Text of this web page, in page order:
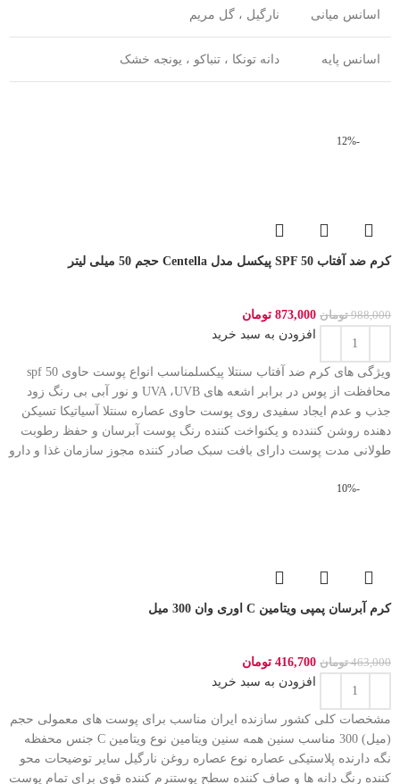
اسانس میانی نارگیل ، گل مریم
اسانس پایه دانه تونکا ، تنباکو ، یونجه خشک
-12%
کرم ضد آفتاب SPF 50 پیکسل مدل Centella حجم 50 میلی لیتر
988,000 تومان 873,000 تومان
افزودن به سبد خرید
ویژگی های کرم ضد آفتاب سنتلا پیکسلمناسب انواع پوست حاوی spf 50
محافظت از پوس در برابر اشعه های UVA ،UVB و نور آبی بی رنگ زود
جذب و عدم ایجاد سفیدی روی پوست حاوی عصاره سنتلا آسیاتیکا تسیکن
دهنده روشن کنندده و یکنواخت کننده رنگ پوست آبرسان و حفظ رطوبت
طولانی مدت پوست دارای بافت سبک صادر کننده مجوز سازمان غذا و دارو
-10%
کرم آبرسان پمپی ویتامین C اوری وان 300 میل
463,000 تومان 416,700 تومان
افزودن به سبد خرید
مشخصات کلی کشور سازنده ایران مناسب برای پوست های معمولی حجم
(میل) 300 مناسب سنین همه سنین ویتامین نوع ویتامین C جنس محفظه
نگه دارنده پلاستیکی عصاره نوع عصاره روغن نارگیل سایر توضیحات محو
کننده رنگ دانه ها و صاف کننده سطح پوستنرم کننده قوی برای تمام پوست